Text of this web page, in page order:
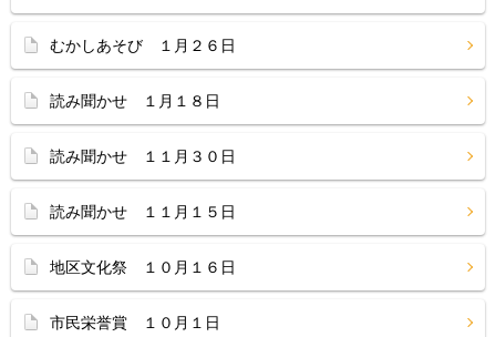
むかしあそび １月２６日
読み聞かせ １月１８日
読み聞かせ １１月３０日
読み聞かせ １１月１５日
地区文化祭 １０月１６日
市民栄誉賞 １０月１日